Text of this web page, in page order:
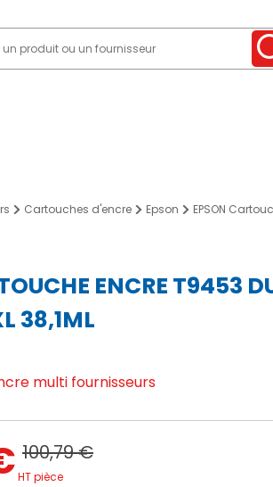
Cartouches d'encre Epson EPSON
ENCRE T9453
38,1ML
multi fournisseurs
100,79 €
HT pièce